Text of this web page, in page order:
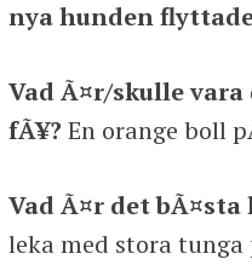
nya hunden
Vad Ã¤r/skulle
fÃ¥? En orange boll
Vad Ã¤r det bÃ¤sta
leka med stora